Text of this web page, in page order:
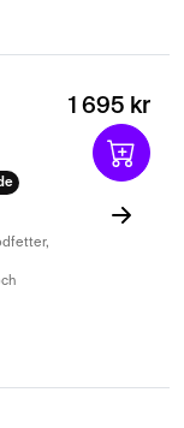
1 695 kr